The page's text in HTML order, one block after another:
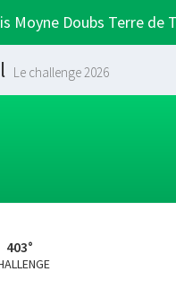
Moyne Doubs Terre de
Le challenge 2026
403°